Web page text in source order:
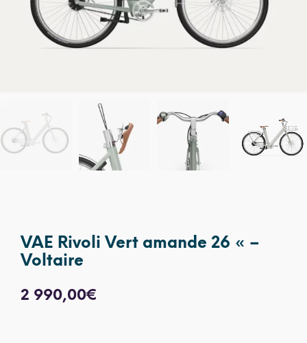
VAE Rivoli Vert amande 26 « –
Voltaire
2 990,00€